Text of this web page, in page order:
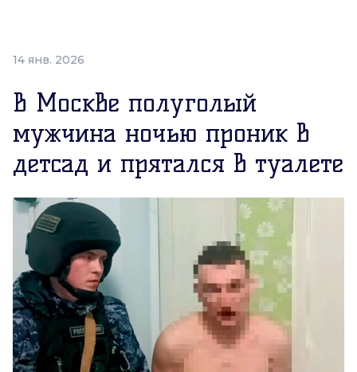
14 янв. 2026
В Москве полуголый
мужчина ночью проник в
детсад и прятался в туалете